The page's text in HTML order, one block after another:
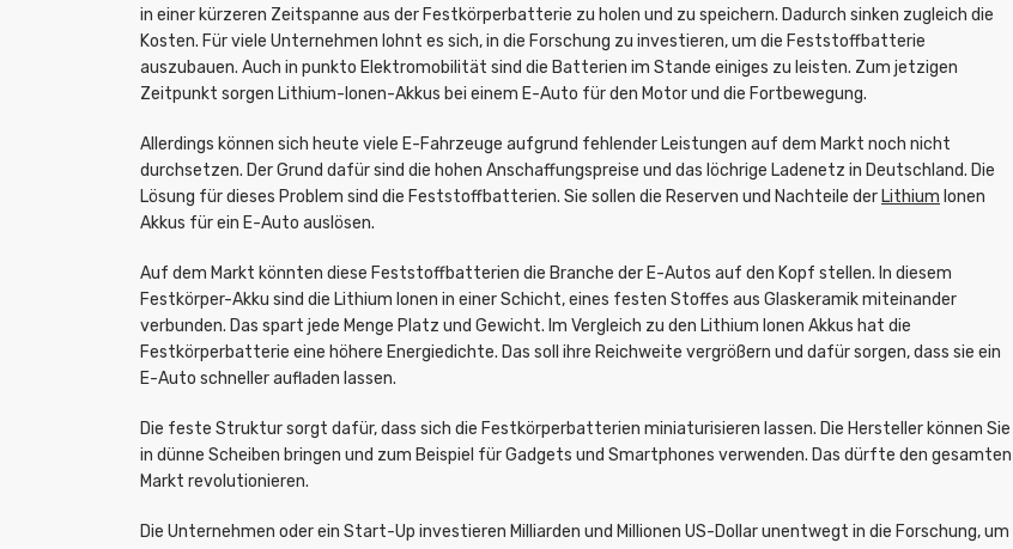
in einer kürzeren Zeitspanne aus der Festkörperbatterie zu holen und zu speichern. Dadurch sinken zugleich die
Kosten. Für viele Unternehmen lohnt es sich, in die Forschung zu investieren, um die Feststoffbatterie
auszubauen. Auch in punkto Elektromobilität sind die Batterien im Stande einiges zu leisten. Zum jetzigen
Zeitpunkt sorgen Lithium-Ionen-Akkus bei einem E-Auto für den Motor und die Fortbewegung.
Allerdings können sich heute viele E-Fahrzeuge aufgrund fehlender Leistungen auf dem Markt noch nicht
durchsetzen. Der Grund dafür sind die hohen Anschaffungspreise und das löchrige Ladenetz in Deutschland. Die
Lösung für dieses Problem sind die Feststoffbatterien. Sie sollen die Reserven und Nachteile derLithium Ionen
Akkus für ein E-Auto auslösen.
Auf dem Markt könnten diese Feststoffbatterien die Branche der E-Autos auf den Kopf stellen. In diesem
Festkörper-Akku sind die Lithium Ionen in einer Schicht, eines festen Stoffes aus Glaskeramik miteinander
verbunden. Das spart jede Menge Platz und Gewicht. Im Vergleich zu den Lithium Ionen Akkus hat die
Festkörperbatterie eine höhere Energiedichte. Das soll ihre Reichweite vergrößern und dafür sorgen, dass sie ein
E-Auto schneller aufladen lassen.
Die feste Struktur sorgt dafür, dass sich die Festkörperbatterien miniaturisieren lassen. Die Hersteller können Sie
in dünne Scheiben bringen und zum Beispiel für Gadgets und Smartphones verwenden. Das dürfte den gesamten
Markt revolutionieren.
Die Unternehmen oder ein Start-Up investieren Milliarden und Millionen US-Dollar unentwegt in die Forschung, um